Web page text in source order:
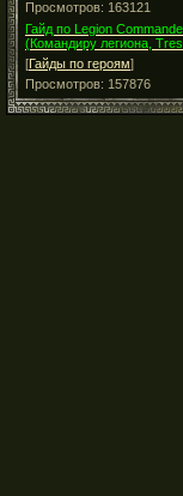
Просмотров: 163121
Гайд по Legion
(Командиру легиона,
[Гайды по героям]
Просмотров: 157876